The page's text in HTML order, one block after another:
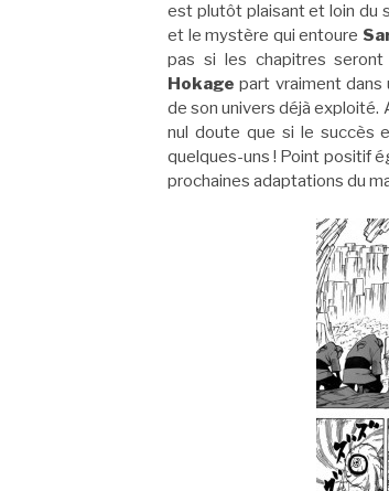
est plutôt plaisant et loin du
et le mystère qui entoure
pas si les chapitres
Hokage part vraiment dans
de son univers déjà exploité.
nul doute que si le succès
quelques-uns ! Point positif
prochaines adaptations du